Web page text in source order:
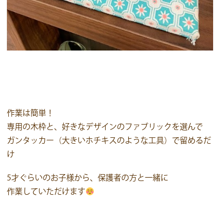
作業は簡単！
専用の木枠と、好きなデザインのファブリックを選んで
ガンタッカー（大きいホチキスのような工具）で留めるだ
け
5才ぐらいのお子様から、保護者の方と一緒に
作業していただけます